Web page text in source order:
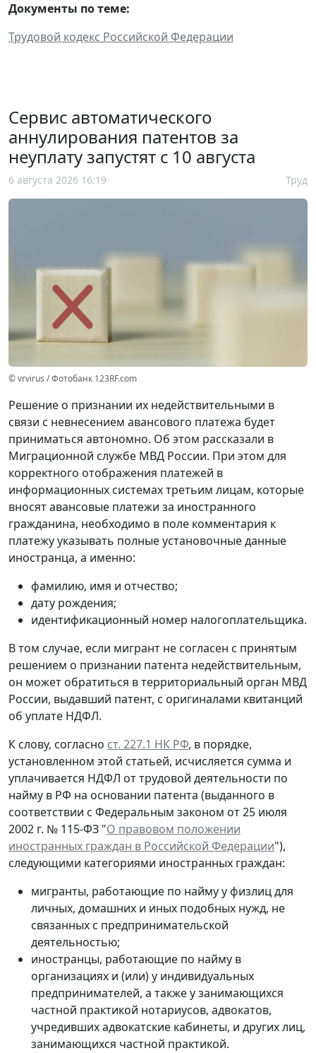
Документы по теме:
Трудовой кодекс Российской Федерации
Сервис автоматического
аннулирования патентов за
неуплату запустят с 10 августа
6 августа 2026 16:19 Труд
© vrvirus / Фотобанк 123RF.com
Решение о признании их недействительными в
связи с невнесением авансового платежа будет
приниматься автономно. Об этом рассказали в
Миграционной службе МВД России. При этом для
корректного отображения платежей в
информационных системах третьим лицам, которые
вносят авансовые платежи за иностранного
гражданина, необходимо в поле комментария к
платежу указывать полные установочные данные
иностранца, а именно:
фамилию, имя и отчество;
дату рождения;
идентификационный номер налогоплательщика.
В том случае, если мигрант не согласен с принятым
решением о признании патента недействительным,
он может обратиться в территориальный орган МВД
России, выдавший патент, с оригиналами квитанций
об уплате НДФЛ.
К слову, согласно ст. 227.1 НК РФ, в порядке,
установленном этой статьей, исчисляется сумма и
уплачивается НДФЛ от трудовой деятельности по
найму в РФ на основании патента (выданного в
соответствии с Федеральным законом от 25 июля
2002 г. № 115-ФЗ "О правовом положении
иностранных граждан в Российской Федерации"),
следующими категориями иностранных граждан:
мигранты, работающие по найму у физлиц для
личных, домашних и иных подобных нужд, не
связанных с предпринимательской
деятельностью;
иностранцы, работающие по найму в
организациях и (или) у индивидуальных
предпринимателей, а также у занимающихся
частной практикой нотариусов, адвокатов,
учредивших адвокатские кабинеты, и других лиц,
занимающихся частной практикой.